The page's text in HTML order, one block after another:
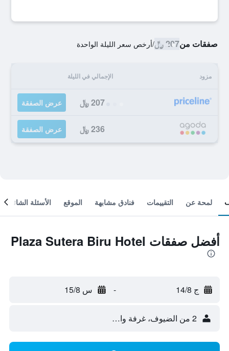
صفقات من207 ﷼ /أرخص سعر الليلة الواحدة
مزود الإجمالي في الليلة
207 ﷼ عرض الصفقة
236 ﷼ عرض الصفقة
لمحة عن التقييمات فنادق مشابهة الموقع الأسئلة الشائعة
أفضل صفقات Plaza Sutera Biru Hotel
ج 14/8 - س 15/8
2 من الضيوف، غرفة واحدة